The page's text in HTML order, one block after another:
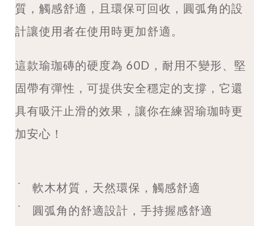
質，觸感舒適，且環保可回收，圓弧角的設
計讓使用者在使用時更加舒適。
這款瑜珈磚的硬度為 60D，耐用不變形、堅
固帶有彈性，可提供安全穩定的支撐，它還
具有吸汗止滑的效果，讓你在練習瑜珈時更
加安心！
˙ 軟木材質，天然環保，觸感舒適
˙ 圓弧角的舒適設計，手持握感舒適